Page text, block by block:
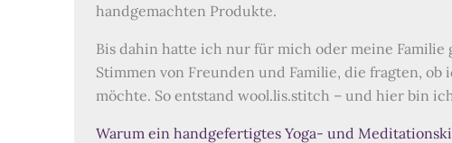
handgemachten Produkte.
Bis dahin hatte ich nur für mich oder meine Familie
Stimmen von Freunden und Familie, die fragten,
möchte. So entstand wool.lis.stitch – und hier bin
Warum ein handgefertigtes Yoga- und